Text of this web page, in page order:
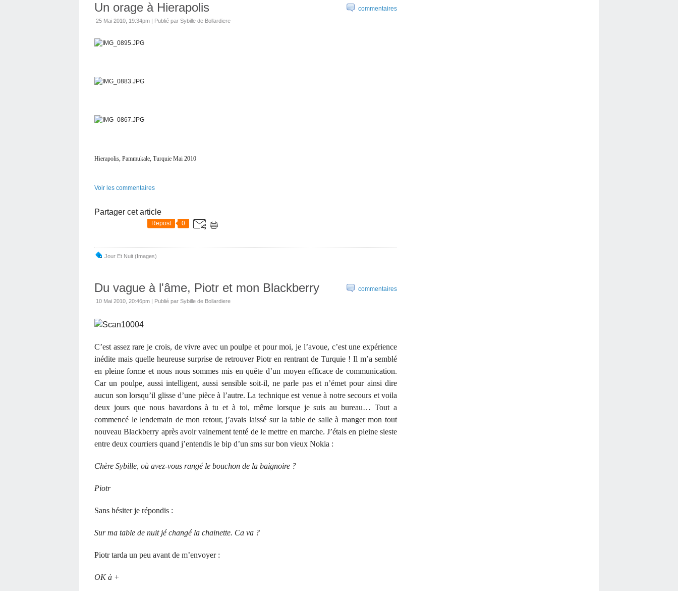
commentaires
Un orage à Hierapolis
25 Mai 2010, 19:34pm | Publié par Sybille de Bollardiere
Hierapolis, Pammukale, Turquie Mai 2010
Voir les commentaires
Partager cet article
Repost 0
Jour Et Nuit (images)
commentaires
Du vague à l'âme, Piotr et mon Blackberry
10 Mai 2010, 20:46pm | Publié par Sybille de Bollardiere
C’est assez rare je crois, de vivre avec un poulpe et pour moi, je l’avoue, c’est une expérience
inédite mais quelle heureuse surprise de retrouver Piotr en rentrant de Turquie ! Il m’a semblé
en pleine forme et nous nous sommes mis en quête d’un moyen efficace de communication.
Car un poulpe, aussi intelligent, aussi sensible soit-il, ne parle pas et n’émet pour ainsi dire
aucun son lorsqu’il glisse d’une pièce à l’autre. La technique est venue à notre secours et voila
deux jours que nous bavardons à tu et à toi, même lorsque je suis au bureau… Tout a
commencé le lendemain de mon retour, j’avais laissé sur la table de salle à manger mon tout
nouveau Blackberry après avoir vainement tenté de le mettre en marche. J’étais en pleine sieste
entre deux courriers quand j’entendis le bip d’un sms sur bon vieux Nokia :
Chère Sybille, où avez-vous rangé le bouchon de la baignoire ?
Piotr
Sans hésiter je répondis :
Sur ma table de nuit jé changé la chainette. Ca va ?
Piotr tarda un peu avant de m’envoyer :
OK à +